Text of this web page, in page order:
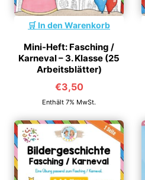
In den Warenkorb
Mini-Heft: Fasching /
Karneval – 3. Klasse (25
Arbeitsblätter)
€3,50
Enthält 7% MwSt.